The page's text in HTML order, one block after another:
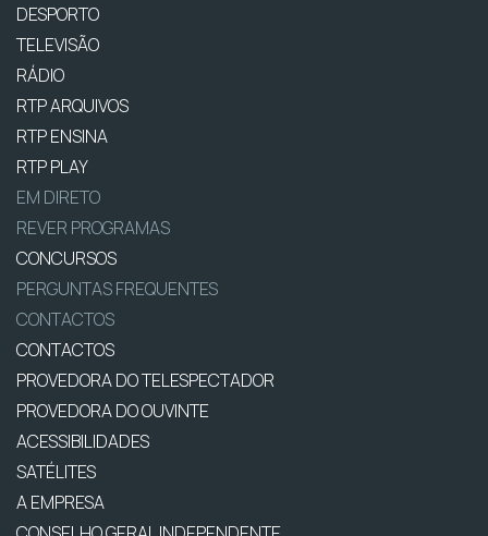
DESPORTO
TELEVISÃO
RÁDIO
RTP ARQUIVOS
RTP ENSINA
RTP PLAY
EM DIRETO
REVER PROGRAMAS
CONCURSOS
PERGUNTAS FREQUENTES
CONTACTOS
CONTACTOS
PROVEDORA DO TELESPECTADOR
PROVEDORA DO OUVINTE
ACESSIBILIDADES
SATÉLITES
A EMPRESA